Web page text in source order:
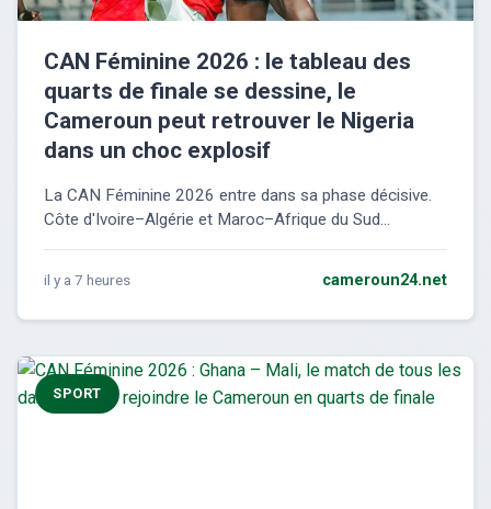
CAN Féminine 2026 : le tableau des
quarts de finale se dessine, le
Cameroun peut retrouver le Nigeria
dans un choc explosif
La CAN Féminine 2026 entre dans sa phase décisive.
Côte d'Ivoire–Algérie et Maroc–Afrique du Sud...
il y a 7 heures cameroun24.net
SPORT